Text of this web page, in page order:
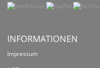
INFORMATIONEN
Impressum